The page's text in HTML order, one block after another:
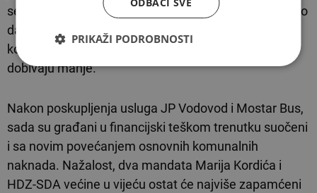
se suočava s financijski teškom godinom. No umjesto
da se građanima omogući pravedna i održiva
komunalna usluga, oni trenutno plaćaju više, a
dobivaju manje.
Nakon poskupljenja usluga JP Vodovod i Mostar Bus,
sada su građani u financijski teškom trenutku suočeni
i sa novim povećanjem osnovnih komunalnih
naknada. Nažalost, dva mandata Marija Kordića i
HDZ-SDA većine u vijeću ostat će najviše zapamćeni
PRIKAŽI PODROBNOSTI